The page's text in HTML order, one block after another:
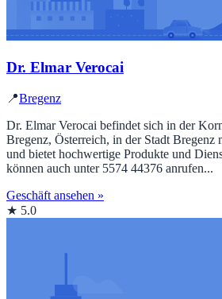
Dr. Elmar Verocai
📍Bregenz
Dr. Elmar Verocai befindet sich in der
Bregenz, Österreich, in der Stadt Bregenz
und bietet hochwertige Produkte und
können auch unter 5574 44376 anrufen...
Geschäft ansehen »
★ 5.0